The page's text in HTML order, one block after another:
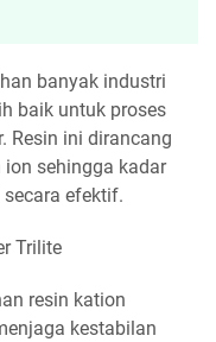
banyak industri
baik untuk proses
Resin ini dirancang
sehingga kadar
efektif.
resin kation
kestabilan